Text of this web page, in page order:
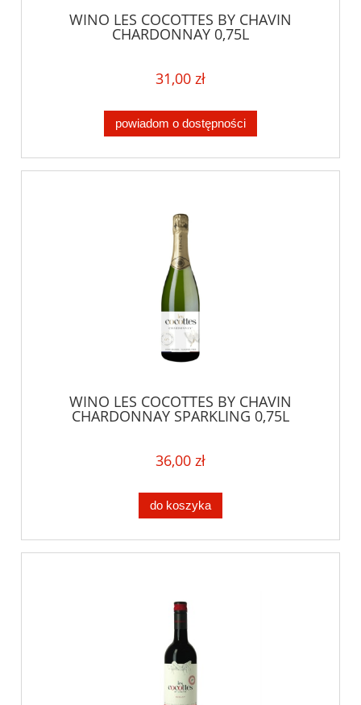
WINO LES COCOTTES BY CHAVIN
CHARDONNAY 0,75L
31,00 zł
powiadom o dostępności
WINO LES COCOTTES BY CHAVIN
CHARDONNAY SPARKLING 0,75L
36,00 zł
do koszyka